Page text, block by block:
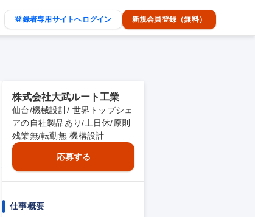
登録者専用サイトへログイン 新規会員登録（無料）
株式会社大武ルート工業
仙台/機械設計/ 世界トップシェ
アの自社製品あり/土日休/原則
残業無/転勤無 機構設計
応募する
仕事概要